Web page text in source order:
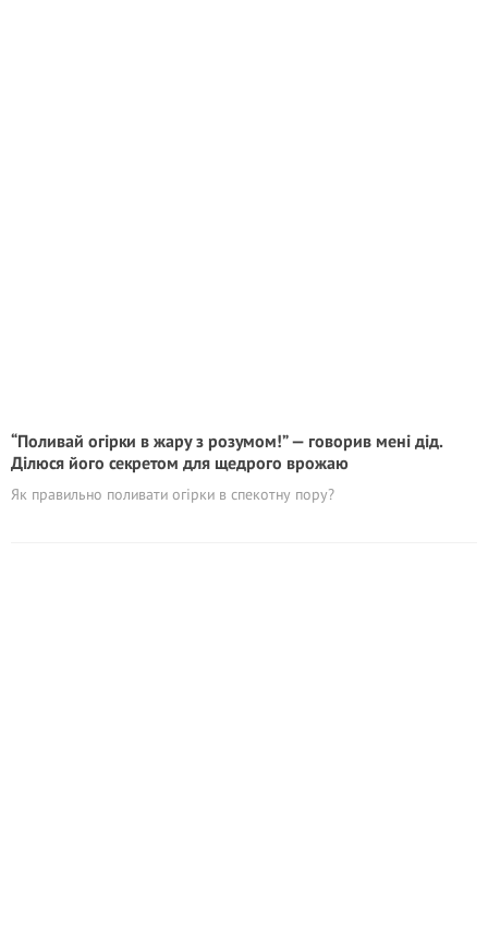
“Поливай огірки в жару з розумом!” — говорив мені дід.
Ділюся його секретом для щедрого врожаю
Як правильно поливати огірки в спекотну пору?